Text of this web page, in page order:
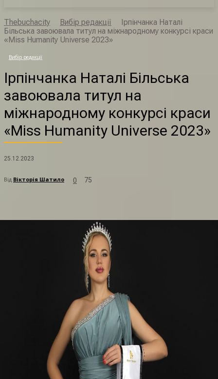
Thebuchacity Вибір редакції
Ірпінчанка Наталі
Більська завоювала титул на міжнародному конкурсі краси
«Miss Humanity Universe 2023»
Вибір редакції
Ірпінчанка Наталі Більська
завоювала титул на
міжнародному конкурсі краси
«Miss Humanity Universe 2023»
25.12.2023
Від Вікторія Шатило 0 75